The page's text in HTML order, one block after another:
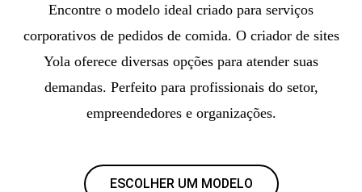
Encontre o modelo ideal criado para serviços
corporativos de pedidos de comida. O criador de sites
Yola oferece diversas opções para atender suas
demandas. Perfeito para profissionais do setor,
empreendedores e organizações.
ESCOLHER UM MODELO